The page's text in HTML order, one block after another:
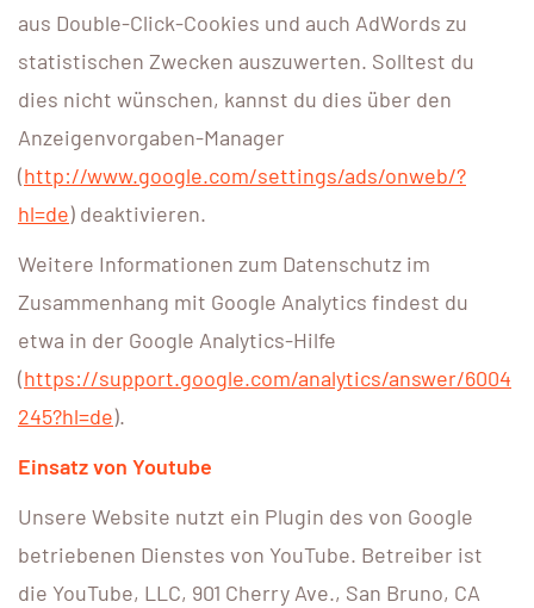
aus Double-Click-Cookies und auch AdWords zu
statistischen Zwecken auszuwerten. Solltest du
dies nicht wünschen, kannst du dies über den
Anzeigenvorgaben-Manager
(http://www.google.com/settings/ads/onweb/?
hl=de) deaktivieren.
Weitere Informationen zum Datenschutz im
Zusammenhang mit Google Analytics findest du
etwa in der Google Analytics-Hilfe
(https://support.google.com/analytics/answer/6004
245?hl=de).
Einsatz von Youtube
Unsere Website nutzt ein Plugin des von Google
betriebenen Dienstes von YouTube. Betreiber ist
die YouTube, LLC, 901 Cherry Ave., San Bruno, CA